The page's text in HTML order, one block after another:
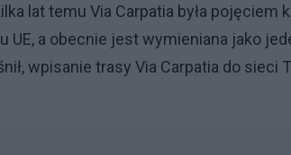
lat temu Via Carpatia była pojęciem
a obecnie jest wymieniana jako
wpisanie trasy Via Carpatia do sieci